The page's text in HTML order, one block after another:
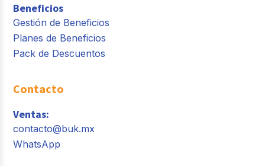
Beneficios
Gestión de Beneficios
Planes de Beneficios
Pack de Descuentos
Contacto
Ventas:
contacto@buk.mx
WhatsApp